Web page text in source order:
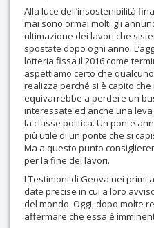
Alla luce dell’insostenibilità
mai sono ormai molti gli
ultimazione dei lavori che
spostate dopo ogni anno.
lotteria fissa il 2016 come
aspettiamo certo che
realizza perché si è capito
equivarrebbe a perdere un
interessate ed anche una
la classe politica. Un ponte
più utile di un ponte che si
Ma a questo punto
per la fine dei lavori.
I Testimoni di Geova nei primi
date precise in cui a loro
del mondo. Oggi, dopo molte
affermare che essa è